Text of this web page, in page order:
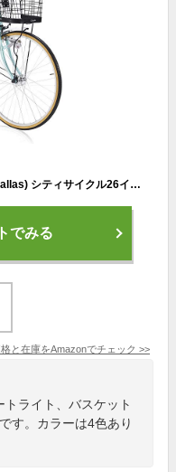
【Amazon.co.jp 限定】マイパラス(My Pallas) シティサイクル26インチ 折畳機能付 シマノ製6段ギア・LEDオートライト 乗り降りしやすいループフレーム【ダイヤルロック(サドル盗難防止や二重ロック)/反射シール(夜間の安全性&視認性向上) 付】 /AZ-509FD クールミント
でみる
と在庫をAmazonでチェック >>
ライト、バスケット
す。カラーは4色あり